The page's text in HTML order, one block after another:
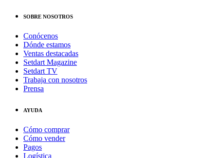
SOBRE NOSOTROS
Conócenos
Dónde estamos
Ventas destacadas
Setdart Magazine
Setdart TV
Trabaja con nosotros
Prensa
AYUDA
Cómo comprar
Cómo vender
Pagos
Logística